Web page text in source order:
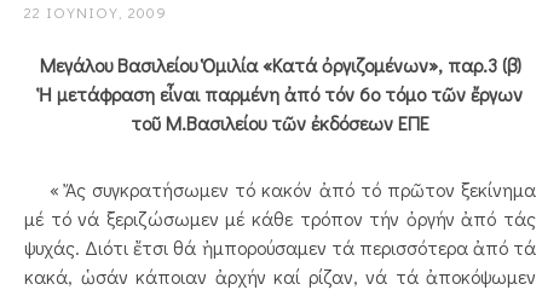
22 ΙΟΥΝΊΟΥ, 2009
Μεγάλου Βασιλείου Ὁμιλία «Κατά ὀργιζομένων», παρ.3 (β)
Ἡ μετάφραση εἶναι παρμένη ἀπό τόν 6ο τόμο τῶν ἔργων
τοῦ Μ.Βασιλείου τῶν ἐκδόσεων ΕΠΕ
« Ἄς συγκρατήσωμεν τό κακόν ἀπό τό πρῶτον ξεκίνημα
μέ τό νά ξεριζώσωμεν μέ κάθε τρόπον τήν ὀργήν ἀπό τάς
ψυχάς. Διότι ἔτσι θά ἠμπορούσαμεν τά περισσότερα ἀπό τά
κακά, ὡσάν κάποιαν ἀρχήν καί ρίζαν, νά τά ἀποκόψωμεν